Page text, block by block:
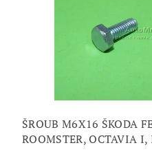
ŠROUB M6X16 ŠKODA
ROOMSTER, OCTAVIA I,